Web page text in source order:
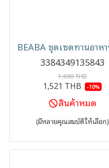
3384349135843
1,690 THB
1,521 THB -10%
สินค้าหมด
(มีหลายคุณสมบัติให้เลือก)